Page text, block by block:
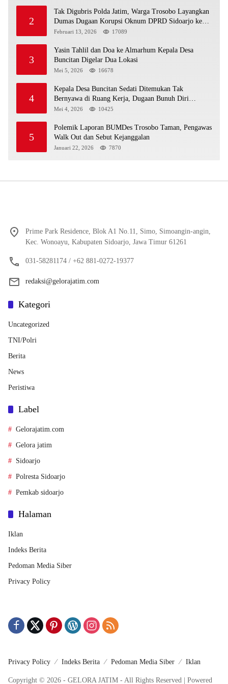
2
Tak Digubris Polda Jatim, Warga Trosobo Layangkan
Dumas Dugaan Korupsi Oknum DPRD Sidoarjo ke
Kapolri
Februari 13, 2026 17089
3
Yasin Tahlil dan Doa ke Almarhum Kepala Desa
Buncitan Digelar Dua Lokasi
Mei 5, 2026 16678
4
Kepala Desa Buncitan Sedati Ditemukan Tak
Bernyawa di Ruang Kerja, Dugaan Bunuh Diri
Menguat
Mei 4, 2026 10425
5
Polemik Laporan BUMDes Trosobo Taman, Pengawas
Walk Out dan Sebut Kejanggalan
Januari 22, 2026 7870
Prime Park Residence, Blok A1 No.11, Simo, Simoangin-angin,
Kec. Wonoayu, Kabupaten Sidoarjo, Jawa Timur 61261
031-58281174 / +62 881-0272-19377
redaksi@gelorajatim.com
Kategori
Uncategorized
TNI/Polri
Berita
News
Peristiwa
Label
Gelorajatim.com
Gelora jatim
Sidoarjo
Polresta Sidoarjo
Pemkab sidoarjo
Halaman
Iklan
Indeks Berita
Pedoman Media Siber
Privacy Policy
Privacy Policy Indeks Berita Pedoman Media Siber Iklan
Copyright © 2026 - GELORA JATIM - All Rights Reserved | Powered